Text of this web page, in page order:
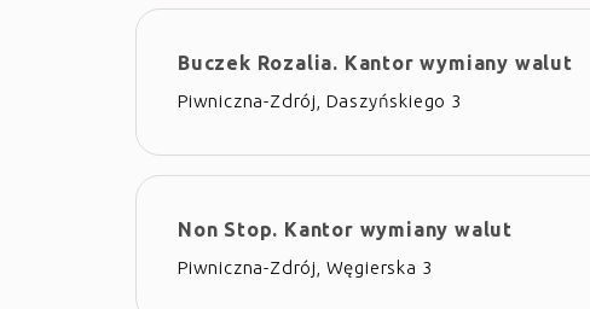
Buczek Rozalia. Kantor wymiany walut
Piwniczna-Zdrój, Daszyńskiego 3
Non Stop. Kantor wymiany walut
Piwniczna-Zdrój, Węgierska 3